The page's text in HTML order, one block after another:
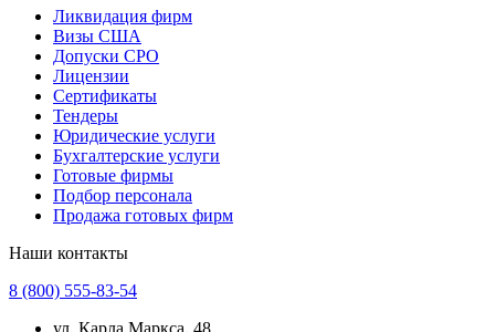
Ликвидация фирм
Визы США
Допуски СРО
Лицензии
Сертификаты
Тендеры
Юридические услуги
Бухгалтерские услуги
Готовые фирмы
Подбор персонала
Продажа готовых фирм
Наши контакты
8 (800) 555-83-54